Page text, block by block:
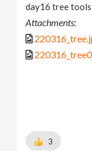
day16 tree tools
Attachments:
3